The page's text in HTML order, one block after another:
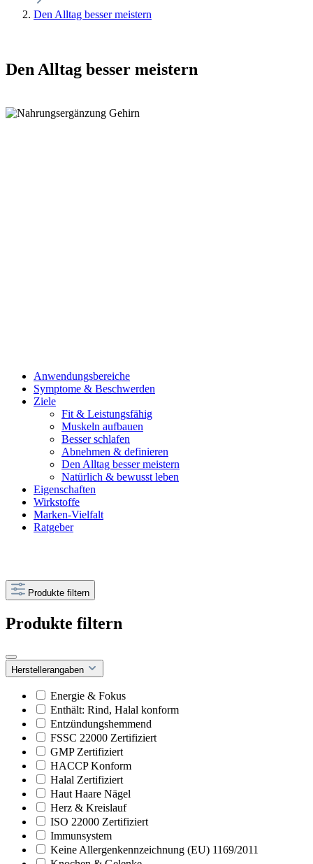
Den Alltag besser meistern
Den Alltag besser meistern
Anwendungsbereiche
Symptome & Beschwerden
Ziele
Fit & Leistungsfähig
Muskeln aufbauen
Besser schlafen
Abnehmen & definieren
Den Alltag besser meistern
Natürlich & bewusst leben
Eigenschaften
Wirkstoffe
Marken-Vielfalt
Ratgeber
Produkte filtern
Produkte filtern
Herstellerangaben
Energie & Fokus
Enthält: Rind, Halal konform
Entzündungshemmend
FSSC 22000 Zertifiziert
GMP Zertifiziert
HACCP Konform
Halal Zertifiziert
Haut Haare Nägel
Herz & Kreislauf
ISO 22000 Zertifiziert
Immunsystem
Keine Allergenkennzeichnung (EU) 1169/2011